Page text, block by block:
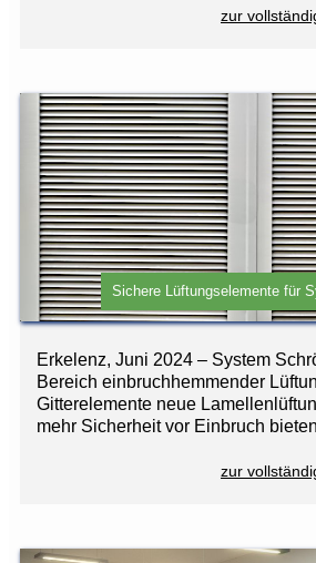
zur
Sichere Lüftungselemente für
Erkelenz, Juni 2024 – System
Bereich einbruchhemmender
Gitterelemente neue
mehr Sicherheit vor Einbruch
zur